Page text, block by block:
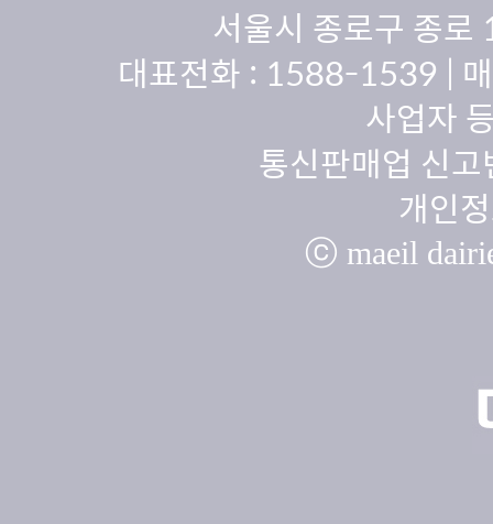
서울시 종로구 종
대표전화 : 1588-1539 |
사업자
통신판매업 신
개인
ⓒ maeil